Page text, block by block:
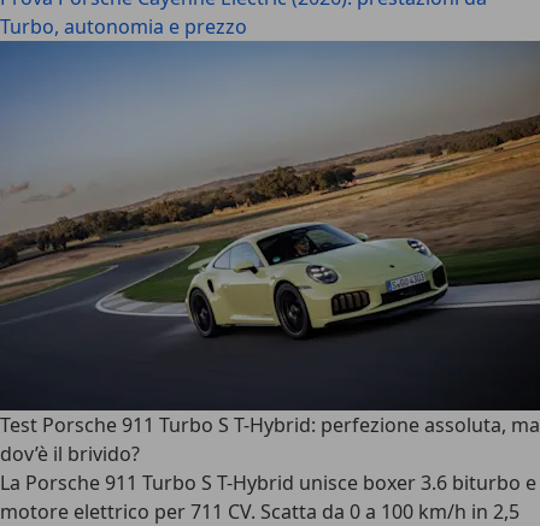
Turbo, autonomia e prezzo
Test Porsche 911 Turbo S T-Hybrid: perfezione assoluta, ma
dov’è il brivido?
La Porsche 911 Turbo S T-Hybrid unisce boxer 3.6 biturbo e
motore elettrico per 711 CV. Scatta da 0 a 100 km/h in 2,5